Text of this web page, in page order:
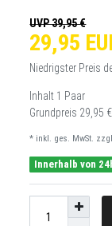
UVP 39,95 €
29,95
Niedrigster Preis
Inhalt 1 Paar
Grundpreis 29,95
* inkl. ges. MwSt.
Innerhalb von